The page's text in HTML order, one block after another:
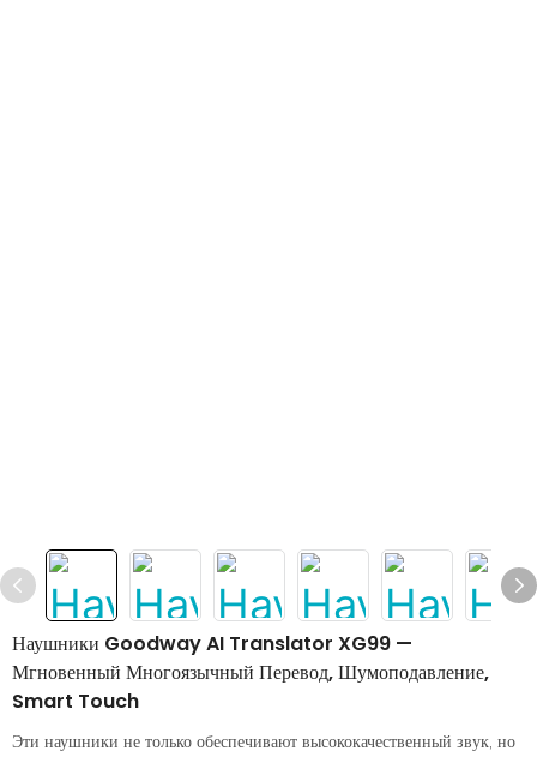
Наушники Goodway AI Translator XG99 —
Мгновенный Многоязычный Перевод, Шумоподавление,
Smart Touch
Эти наушники не только обеспечивают высококачественный звук, но